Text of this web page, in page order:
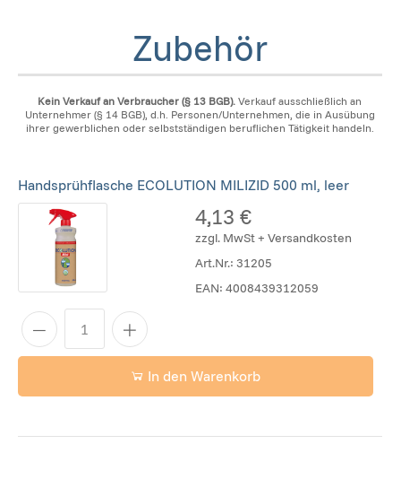
Zubehör
Kein Verkauf an Verbraucher (§ 13 BGB). Verkauf ausschließlich an
Unternehmer (§ 14 BGB), d.h. Personen/Unternehmen, die in Ausübung
ihrer gewerblichen oder selbstständigen beruflichen Tätigkeit handeln.
Handsprühflasche ECOLUTION MILIZID 500 ml, leer
4,13 €
zzgl. MwSt + Versandkosten
Art.Nr.:31205
EAN:4008439312059
In den Warenkorb